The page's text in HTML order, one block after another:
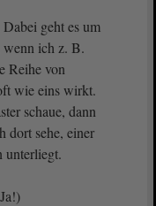
geht es um
wenn ich z. B.
Reihe von
wie eins wirkt.
schaue, dann
dort sehe, einer
unterliegt.